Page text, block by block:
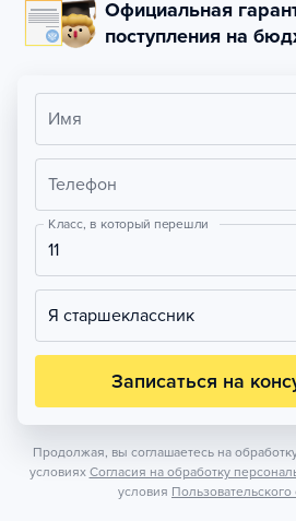
Официальная
поступления на
Имя
Телефон
Класс, в который перешли
11
Я старшеклассник
Записаться на
Продолжая, вы соглашаетесь на
условиях Согласия на обработку
условия